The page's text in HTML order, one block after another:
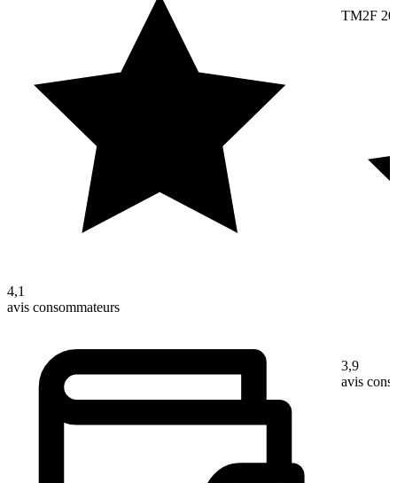
4,1
avis consommateurs
TM2F
3,9
avis